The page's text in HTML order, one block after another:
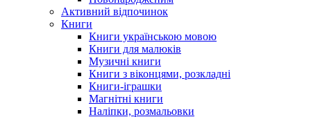
Активний відпочинок
Книги
Книги українською мовою
Книги для малюків
Музичні книги
Книги з віконцями, розкладні
Книги-іграшки
Магнітні книги
Наліпки, розмальовки